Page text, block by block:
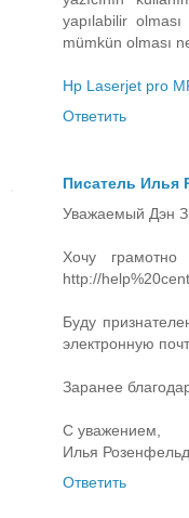
yapılabilir
mümkün olması
Hp Laserjet pro
Ответить
Писатель Илья
Уважаемый Дэн
Хочу
http://
Буду
электронную
Заранее
С уважением,
Илья Розенфельд
Ответить